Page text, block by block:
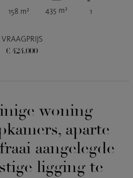
158 m² 435 m² 1
VRAAGPRIJS
€ 424.000
woning
aparte
aangelegde
ligging te